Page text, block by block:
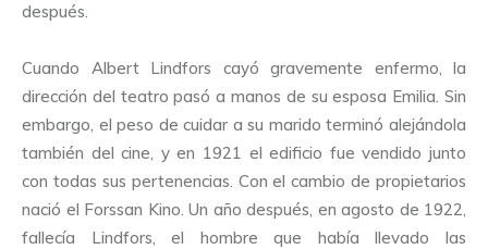
después.
Cuando Albert Lindfors cayó gravemente enfermo, la
dirección del teatro pasó a manos de su esposa Emilia. Sin
embargo, el peso de cuidar a su marido terminó alejándola
también del cine, y en 1921 el edificio fue vendido junto
con todas sus pertenencias. Con el cambio de propietarios
nació el Forssan Kino. Un año después, en agosto de 1922,
fallecía Lindfors, el hombre que había llevado las